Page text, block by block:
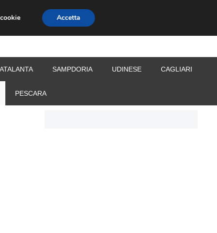
CALCIOMERCATO
ATALANTA SAMPDORIA UDINESE CAGLIARI
PESCARA
Accetta